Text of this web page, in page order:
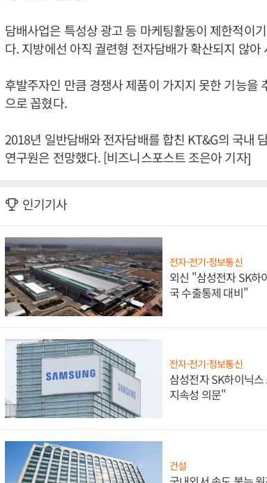
담배사업은 특성상 광고 등 마케팅활동이 제한적이
다. 지방에선 아직 궐련형 전자담배가 확산되지 않
후발주자인 만큼 경쟁사 제품이 가지지 못한 기능을
으로 꼽혔다.
2018년 일반담배와 전자담배를 합친 KT&G의 국내
연구원은 전망했다. [비즈니스포스트 조은아 기자]
인기기사
전자·전기·정보통신
외신 "삼성전자 SK하
국 수출통제 대비"
전자·전기·정보통신
삼성전자 SK하이닉
지속성 의문"
건설